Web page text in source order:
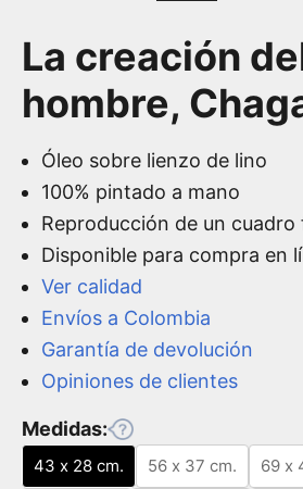
La creación
hombre,
Óleo sobre lienzo de lino
100% pintado a mano
Reproducción de un cuadro
Disponible para compra en
Ver calidad
Envíos a Colombia
Garantía de devolución
Opiniones de clientes
Medidas:
43 x 28 cm. 56 x 37 cm. 69 x